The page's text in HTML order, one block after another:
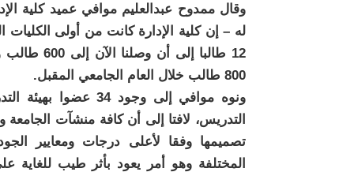
وقال ممدوح عبدالعليم موافي عميد كلية
له – إن كلية الإدارة كانت من أولى الكليات
800 طالب خلال العام الجامعي المقبل.
ونوه موافي إلى
التدريس، لافتا إلى أن كافة منشآت الجامعة
تصميمها وفقا لأعلى درجات ومعايير
المختلفة وهو أمر يعود بأثر طيب للغاية